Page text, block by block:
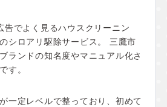
告でよく見るハウスクリーニン
シロアリ駆除サービス。 三鷹市
ランドの知名度やマニュアル化さ
す。
一定レベルで整っており、初めて